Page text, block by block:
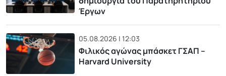
Έργων
05.08.2026 | 12:03
Φιλικός αγώνας μπάσκετ ΓΣΑΠ –
Harvard University